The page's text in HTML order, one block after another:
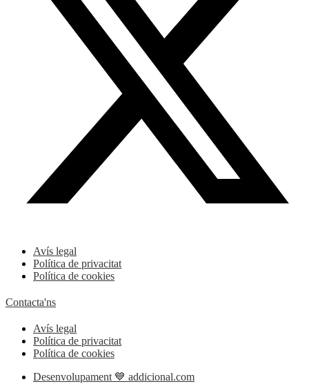
Avís legal
Política de privacitat
Política de cookies
Contacta'ns
Avís legal
Política de privacitat
Política de cookies
Desenvolupament 💙 addicional.com